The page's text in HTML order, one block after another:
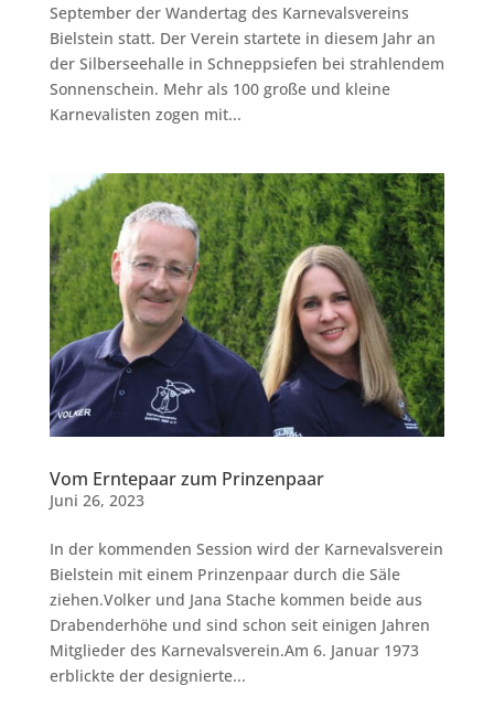
September der Wandertag des Karnevalsvereins
Bielstein statt. Der Verein startete in diesem Jahr an
der Silberseehalle in Schneppsiefen bei strahlendem
Sonnenschein. Mehr als 100 große und kleine
Karnevalisten zogen mit...
Vom Erntepaar zum Prinzenpaar
Juni 26, 2023
In der kommenden Session wird der Karnevalsverein
Bielstein mit einem Prinzenpaar durch die Säle
ziehen.Volker und Jana Stache kommen beide aus
Drabenderhöhe und sind schon seit einigen Jahren
Mitglieder des Karnevalsverein.Am 6. Januar 1973
erblickte der designierte...